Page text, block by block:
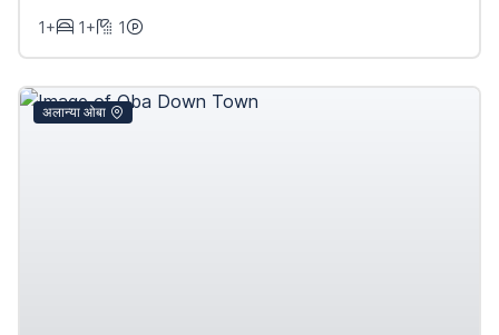
1+
1+ 1
अलान्या ओबा